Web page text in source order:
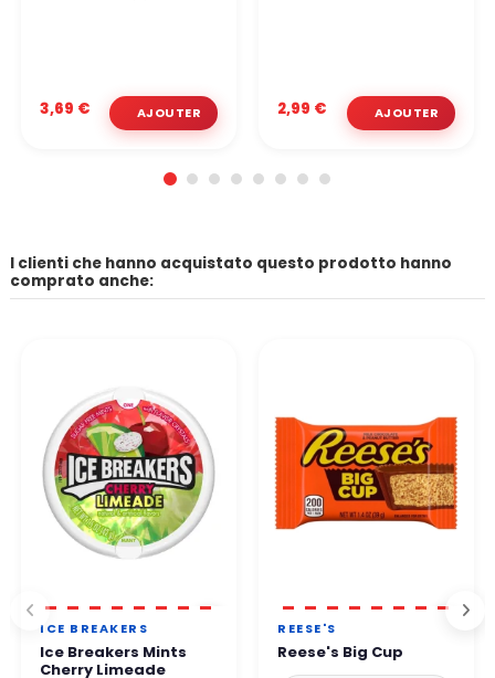
3,69 € 2,99 €
I clienti che hanno acquistato questo prodotto hanno
comprato anche:
ICE BREAKERS
Ice Breakers Mints
Cherry Limeade
REESE'S
Reese's Big Cup